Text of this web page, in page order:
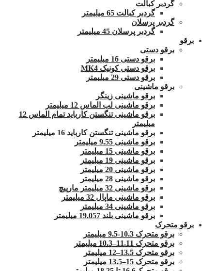
گردبر کبالت
گردبر کبالت 65 میلیمتر
گردبر پرسلان
گردبر پرسلان 45 میلیمتر
برقو
برقو دستی
برقو دستی 16 میلیمتر
برقو دستی کونیک MK4
برقو دستی 29 میلیمتر
برقو ماشینی
برقو ماشینی زینگر
برقو ماشینی لب الماس 12 میلیمتر
برقو ماشینی تنگستن کارباید تمام الماس 12
میلیمتر
برقو ماشینی تنگستن کارباید 16 میلیمتر
برقو ماشینی 9.55 میلیمتر
برقو ماشینی 15 میلیمتر
برقو ماشینی 19 میلیمتر
برقو ماشینی 20 میلیمتر
برقو ماشینی 28 میلیمتر
برقو ماشینی 32 میلیمتر مارپیچ
برقو ماشینی ماپال 32 میلیمتر
برقو ماشینی 34 میلیمتر
برقو ماشینی بلند 19.057 میلیمتر
برقو متحرک
برقو متحرک 10.3-9.5 میلیمتر
برقو متحرک 11.11–10.3 میلیمتر
برقو متحرک 13.5–12 میلیمتر
برقو متحرک 15–13.5 میلیمتر